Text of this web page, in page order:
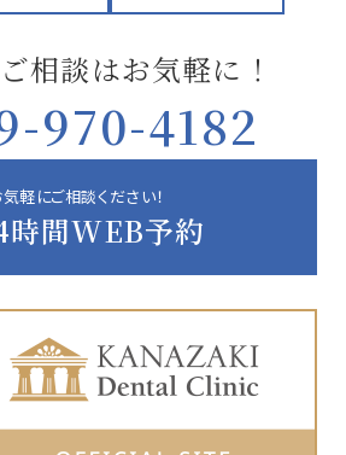
相談はお気軽に！
970-4182
軽にご相談ください！
時間WEB予約